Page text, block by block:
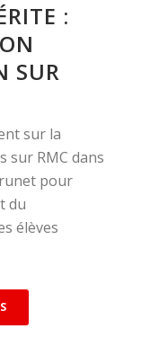
:
SUR
sur la
sur RMC dans
pour
du
élèves